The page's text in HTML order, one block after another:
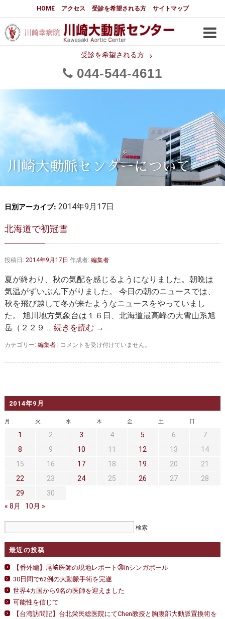
HOME アクセス 受診を希望される方 サイトマップ
受診を希望される方
044 544 4611
大動脈センターについて
はじめに 大動脈センターについて
メディアでの紹介
都道府県別患者マップ 都道府県別紹介病院
大動脈瘤について 基本編
3分でわかる大動脈瘤・大動脈
大動脈瘤
大動脈解離（解離性大動脈瘤）
胸部大動脈瘤の治療
腹部大動脈瘤の治療
大動脈弁・大動脈基部の治療
胸部大動脈瘤 胸腹部大動脈瘤
腹部大動脈瘤 大動脈解離
マルファン症候群
大動脈瘤を指摘されたら？
セカンドオピニオン 治療費について
正しい病院の選び方
私どもの特色
手術概要
川崎大動脈センターについて
日別アーカイブ: 2014年9月17日
北海道で初冠雪
投稿日: 2014年9月17日 作成者: 編集者
夏が終わり、秋の気配を感じるようになりました。朝晩は
気温がずいぶん下がりました。 今日の朝のニュースでは、
秋を飛び越して冬が来たようなニュースをやっていまし
た。 旭川地方気象台は１６日、北海道最高峰の大雪山系旭
岳（２２９ … 続きを読む →
カテゴリー: 編集者
北
道
コメントを受け付けていません。
2014年9月
月 火 水 木 金 土 日
1 2 3 4 5 6
7
8
9 10 11 12 13
14
15
16 17 18 19 20
21
22
23 24 25 26 27
28
29
30
« 8月
10月 »
最近の投稿
【番外編】尾﨑医師の現地レポート㉚inシンガポール
30日間で62例の大動脈手術を完遂
世界4カ国から9名の医師を迎えました
可能性を信じて
【台湾訪問記】台北栄民総医院にてChen教授と胸腹部大動脈置換術を